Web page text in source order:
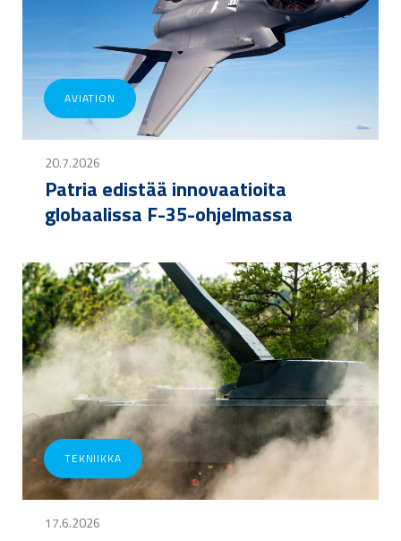
AVIATION
20.7.2026
Patria edistää innovaatioita
globaalissa F-35-ohjelmassa
TEKNIIKKA
17.6.2026